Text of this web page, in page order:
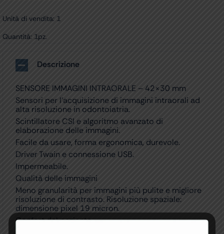
Unità di vendita: 1
Quantità: 1pz.
Descrizione
SENSORE IMMAGINI INTRAORALE – 42×30 mm
Sensori per l’acquisizione di immagini intraorali ad
alta risoluzione in odontoiatria.
Scintillatore CSI e algoritmo avanzato di
elaborazione delle immagini.
Facile da usare, forma ergonomica, durevole.
Driver Twain e connessione USB.
Impermeabile.
Qualità delle immagini
Meno granularità per immagini più pulite e migliore
risoluzione di contrasto. Risoluzione spaziale:
dimensione pixel 19 micron.
Confort del paziente